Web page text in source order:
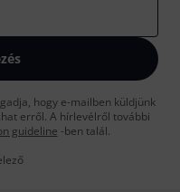
hogy e-mailben küldjünk
erről. A hírlevélről további
guideline -ben talál.